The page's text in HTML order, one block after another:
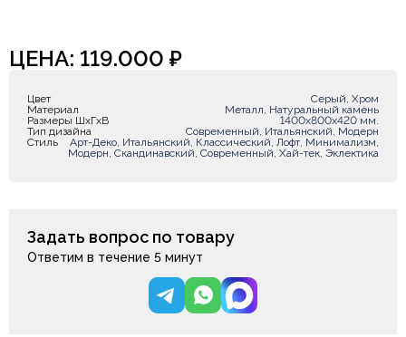
ЦЕНА: 119.000 ₽
Цвет
Серый, Хром
Материал
Металл, Натуральный камень
Размеры ШxГxВ
1400х800х420 мм.
Тип дизайна
Современный, Итальянский, Модерн
Стиль
Арт-Деко, Итальянский, Классический, Лофт, Минимализм,
Модерн, Скандинавский, Современный, Хай-тек, Эклектика
Задать вопрос по товару
Ответим в течение 5 минут